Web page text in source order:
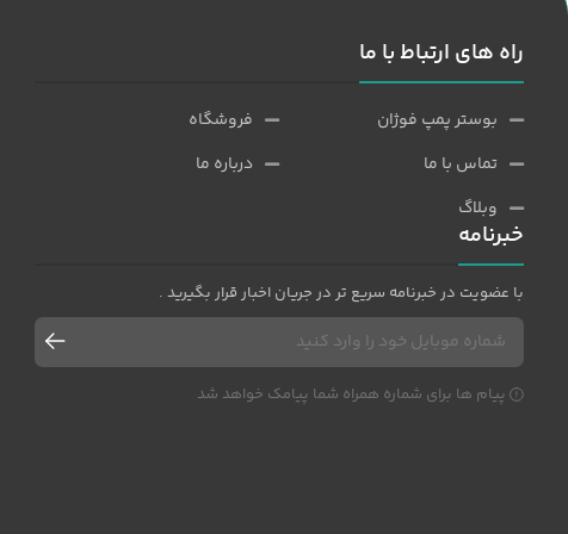
راه های ارتباط با ما
بوستر پمپ فوژان
تماس با ما
وبلاگ
فروشگاه
درباره ما
خبرنامه
با عضویت در خبرنامه سریع تر در جریان اخبار قرار بگیرید .
پیام ها برای شماره همراه شما پیامک خواهد شد